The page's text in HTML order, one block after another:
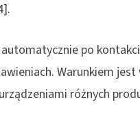
po
Warunkiem jest
różnych